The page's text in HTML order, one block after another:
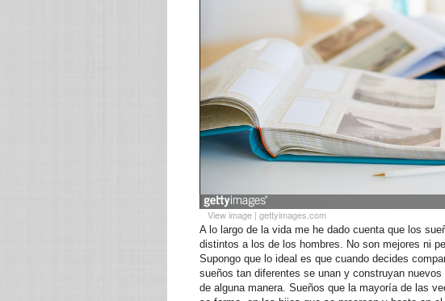
View image | gettyimages.com
A lo largo de la vida me he dado cuenta que los
distintos a los de los hombres. No son mejores ni
Supongo que lo ideal es que cuando decides
sueños tan diferentes se unan y construyan
de alguna manera. Sueños que la mayoría de las